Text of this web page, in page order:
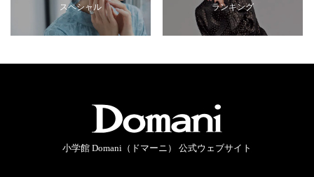
スペシャル ランキング
小学館 Domani（ドマーニ） 公式ウェブサイト